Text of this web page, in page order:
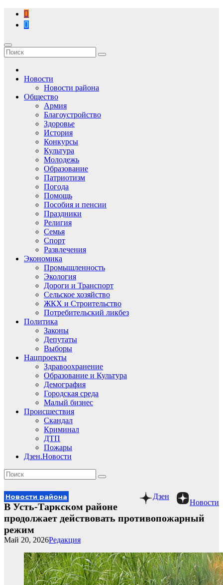
Перейти
содержимому
Новости
Новости района
Общество
Армия
Благоустройство
Здоровье
История
Конкурсы
Культура
Молодежь
Образование
Патриотизм
Погода
Помощь
Пособия и пенсии
Праздники
Религия
Семья
Спорт
Развлечения
Экономика
Промышленность
Экология
Дороги и Транспорт
Сельское хозяйство
ЖКХ и Строительство
Потребительский ликбез
Политика
Законы
Депутаты
Выборы
Нацпроекты
Здравоохранение
Образование и Культура
Демография
Городская среда
Малый бизнес
Происшествия
Скандал
Криминал
ДТП
Пожары
Дзен.Новости
Новости
Дзен
Новости района
В Усть-Таркском районе
продолжает действовать противопожарный
режим
Редакция
Май 20, 2026